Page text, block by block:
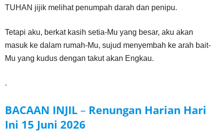
TUHAN jijik melihat penumpah darah dan penipu.
Tetapi aku, berkat kasih setia-Mu yang besar, aku akan
masuk ke dalam rumah-Mu, sujud menyembah ke arah bait-
Mu yang kudus dengan takut akan Engkau.
.
BACAAN INJIL – Renungan Harian Hari
Ini 15 Juni 2026